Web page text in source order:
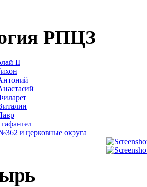
РПЦЗ
II
и церковные округа